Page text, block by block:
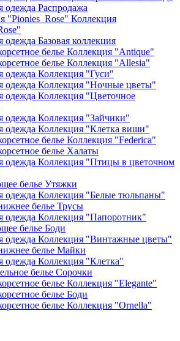
одежда Распродажа
"Pionies_Rose" Коллекция
Базовая коллекция
белье Коллекция "Antique"
белье Коллекция "Allesia"
одежда Коллекция "Гуси"
одежда Коллекция "Ночные цветы"
одежда Коллекция "Цветочное
одежда Коллекция "Зайчики"
одежда Коллекция "Клетка виши"
белье Коллекция "Federica"
белье Халаты
одежда Коллекция "Птицы в цветочном
белье Утяжки
одежда Коллекция "Белые тюльпаны"
белье Трусы
одежда Коллекция "Папоротник"
белье Боди
одежда Коллекция "Винтажные цветы"
белье Майки
одежда Коллекция "Клетка"
белье Сорочки
белье Коллекция "Elegante"
белье Боди
белье Коллекция "Ornella"